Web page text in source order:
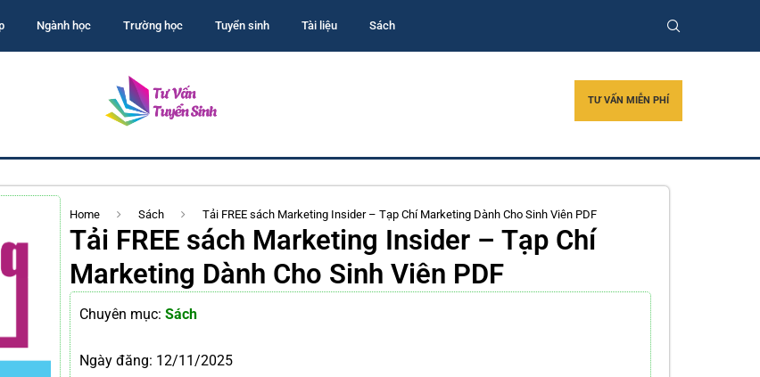
Ngành học Trường học Tuyển sinh Tài liệu Sách
TƯ VẤN MIỄN PHÍ
Home Sách Tải FREE sách Marketing Insider – Tạp Chí Marketing Dành Cho Sinh Viên PDF
Tải FREE sách Marketing Insider – Tạp Chí
Marketing Dành Cho Sinh Viên PDF
Chuyên mục: Sách
Ngày đăng: 12/11/2025